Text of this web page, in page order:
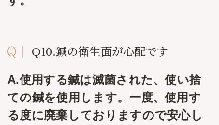
Q10.鍼の衛生面が心配です
A.使用する鍼は滅菌された、使い捨
ての鍼を使用します。一度、使用す
る度に廃棄しておりますので安心し